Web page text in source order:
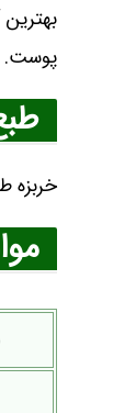
پوست.
خربزه